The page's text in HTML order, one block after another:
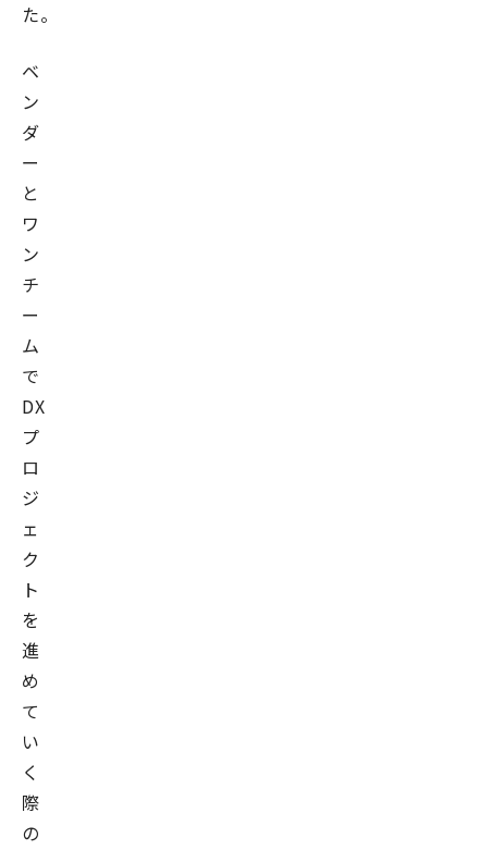
た。
ベ
ン
ダ
ー
と
ワ
ン
チ
ー
ム
で
DX
プ
ロ
ジ
ェ
ク
ト
を
進
め
て
い
く
際
の